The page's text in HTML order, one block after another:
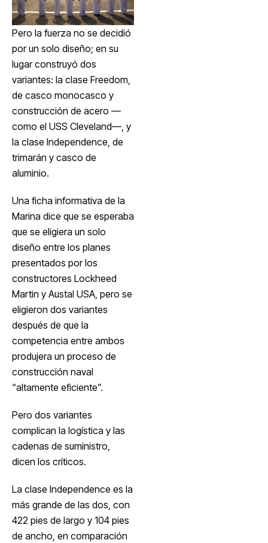
Pero la fuerza no se decidió
por un solo diseño; en su
lugar construyó dos
variantes: la clase Freedom,
de casco monocasco y
construcción de acero —
como el USS Cleveland—, y
la clase Independence, de
trimarán y casco de
aluminio.
Una ficha informativa de la
Marina dice que se esperaba
que se eligiera un solo
diseño entre los planes
presentados por los
constructores Lockheed
Martin y Austal USA, pero se
eligieron dos variantes
después de que la
competencia entre ambos
produjera un proceso de
construcción naval
“altamente eficiente”.
Pero dos variantes
complican la logística y las
cadenas de suministro,
dicen los críticos.
La clase Independence es la
más grande de las dos, con
422 pies de largo y 104 pies
de ancho, en comparación